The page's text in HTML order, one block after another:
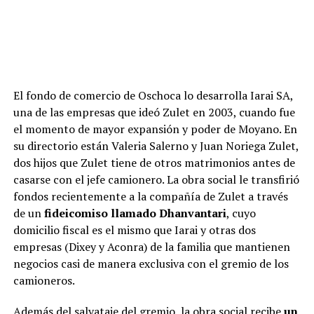
El fondo de comercio de Oschoca lo desarrolla Iarai SA,
una de las empresas que ideó Zulet en 2003, cuando fue
el momento de mayor expansión y poder de Moyano. En
su directorio están Valeria Salerno y Juan Noriega Zulet,
dos hijos que Zulet tiene de otros matrimonios antes de
casarse con el jefe camionero. La obra social le transfirió
fondos recientemente a la compañía de Zulet a través
de unfideicomiso llamado Dhanvantari, cuyo
domicilio fiscal es el mismo que Iarai y otras dos
empresas (Dixey y Aconra) de la familia que mantienen
negocios casi de manera exclusiva con el gremio de los
camioneros.